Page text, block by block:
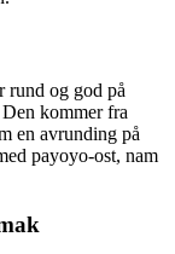
rund og god på
kommer fra
en avrunding på
payoyo-ost, nam